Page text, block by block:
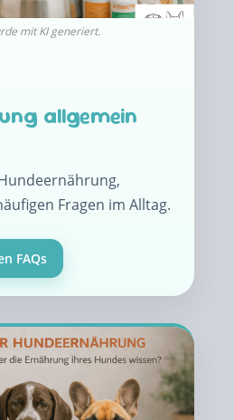
allgemein
Fragen im Alltag.
FAQs